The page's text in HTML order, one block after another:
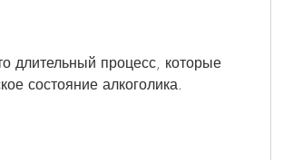
длительный процесс, которые
состояние алкоголика.